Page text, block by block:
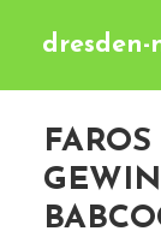
dresden-